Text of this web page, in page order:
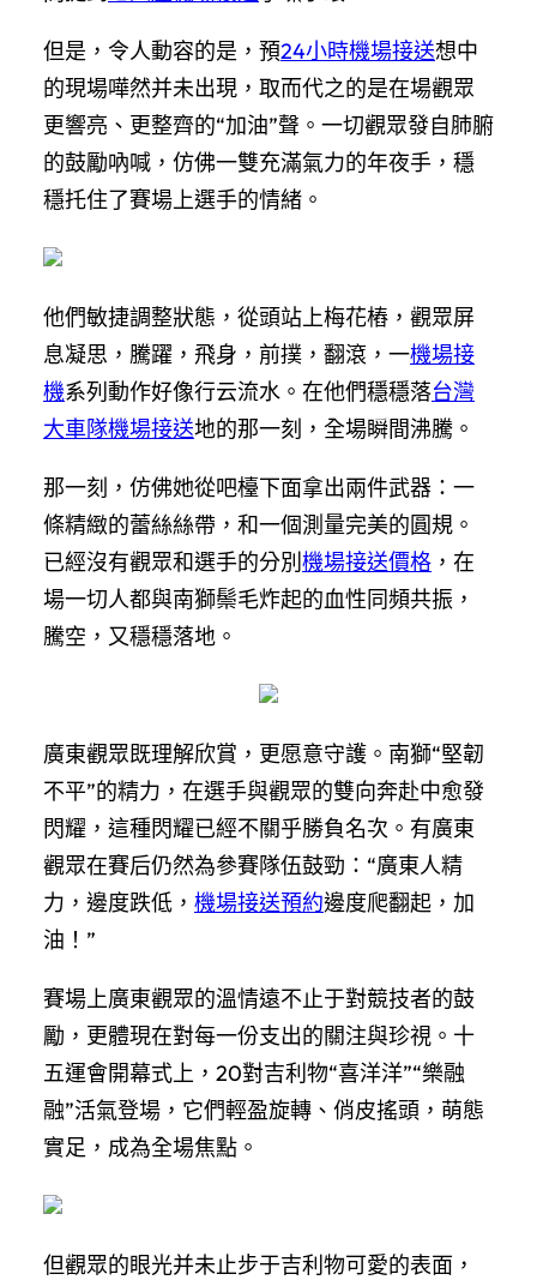
但是，令人動容的是，預24小時機場接送想中
的現場嘩然并未出現，取而代之的是在場觀眾
更響亮、更整齊的“加油”聲。一切觀眾發自肺腑
的鼓勵吶喊，仿佛一雙充滿氣力的年夜手，穩
穩托住了賽場上選手的情緒。
他們敏捷調整狀態，從頭站上梅花樁，觀眾屏
息凝思，騰躍，飛身，前撲，翻滾，一機場接
機系列動作好像行云流水。在他們穩穩落台灣
大車隊機場接送地的那一刻，全場瞬間沸騰。
那一刻，仿佛她從吧檯下面拿出兩件武器：一
條精緻的蕾絲絲帶，和一個測量完美的圓規。
已經沒有觀眾和選手的分別 機場接送價格 ，在
場一切人都與南獅鬃毛炸起的血性同頻共振，
騰空，又穩穩落地。
廣東觀眾既理解欣賞，更愿意守護。南獅“堅韌
不平”的精力，在選手與觀眾的雙向奔赴中愈發
閃耀，這種閃耀已經不關乎勝負名次。有廣東
觀眾在賽后仍然為參賽隊伍鼓勁：“廣東人精
力，邊度跌低， 機場接送預約邊度爬翻起，加
油！”
賽場上廣東觀眾的溫情遠不止于對競技者的鼓
勵，更體現在對每一份支出的關注與珍視。十
五運會開幕式上，20對吉利物“喜洋洋”“樂融
融”活氣登場，它們輕盈旋轉、俏皮搖頭，萌態
實足，成為全場焦點。
但觀眾的眼光并未止步于吉利物可愛的表面，